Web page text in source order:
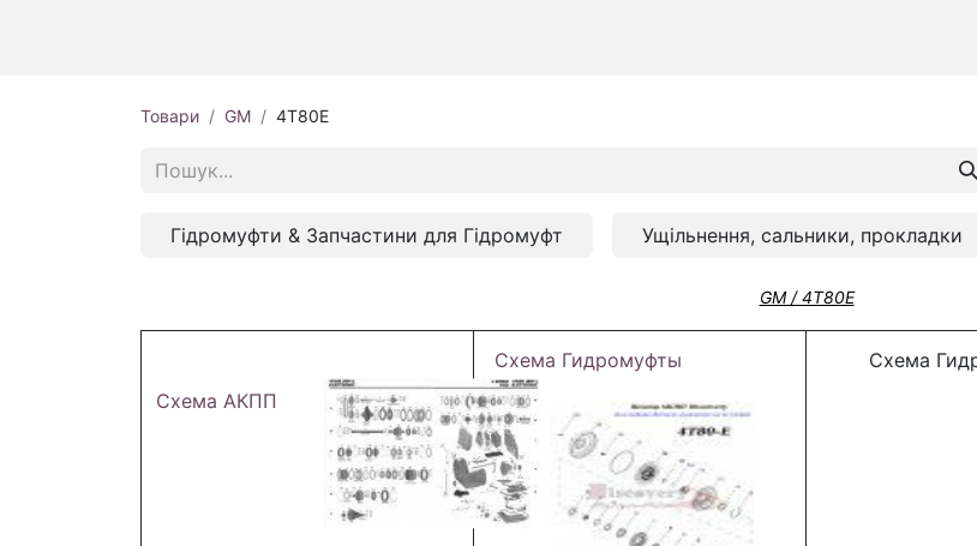
Товари GM 4T80E
Гідромуфти & Запчастини для Гідромуфт Ущільнення, сальники, прокладки
GM / 4T80E
Схема АКПП
Схема Гидромуфты Схема